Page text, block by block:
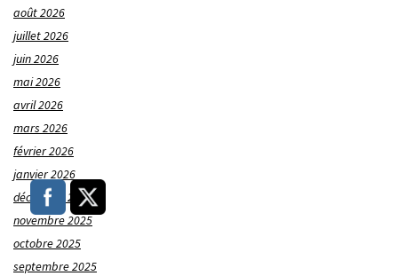
août 2026
juillet 2026
juin 2026
mai 2026
avril 2026
mars 2026
février 2026
janvier 2026
décembre 2025
novembre 2025
octobre 2025
septembre 2025